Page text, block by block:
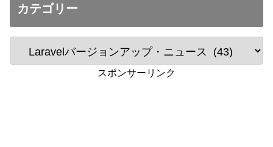
カテゴリー
スポンサーリンク